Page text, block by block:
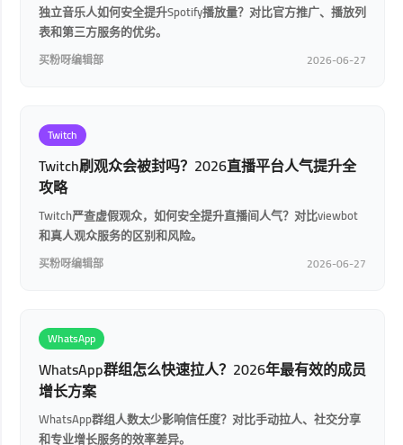
独立音乐人如何安全提升Spotify播放量？对比官方推广、播放列
表和第三方服务的优劣。
买粉呀编辑部 2026-06-27
Twitch
Twitch刷观众会被封吗？2026直播平台人气提升全
攻略
Twitch严查虚假观众，如何安全提升直播间人气？对比viewbot
和真人观众服务的区别和风险。
买粉呀编辑部 2026-06-27
WhatsApp
WhatsApp群组怎么快速拉人？2026年最有效的成员
增长方案
WhatsApp群组人数太少影响信任度？对比手动拉人、社交分享
和专业增长服务的效率差异。